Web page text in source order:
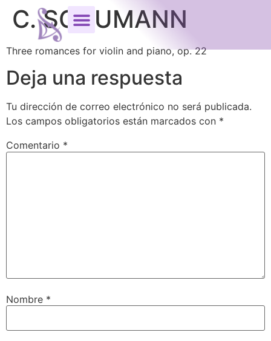
C. SCHUMANN
Three romances for violin and piano, op. 22
Deja una respuesta
Tu dirección de correo electrónico no será publicada.
Los campos obligatorios están marcados con *
Comentario *
Nombre *